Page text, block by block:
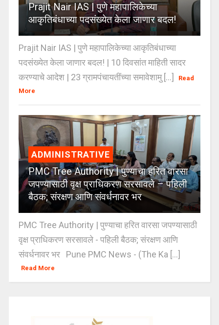
Prajit Nair IAS | पुणे महापालिकेच्या
आकृतिबंधाच्या पदसंख्येत केला जाणार बदल!
Prajit Nair IAS | पुणे महापालिकेच्या आकृतिबंधाच्या
पदसंख्येत केला जाणार बदल! | 10 दिवसांत माहिती सादर
करण्याचे आदेश | 23 ग्रामपंचायतींच्या समावेशामु [...]
Read
More
ADMINISTRATIVE
PMC Tree Authority | पुण्याचा हरित वारसा
जपण्यासाठी वृक्ष प्राधिकरण सरसावले – पहिली
बैठक; संरक्षण आणि संवर्धनावर भर
PMC Tree Authority | पुण्याचा हरित वारसा जपण्यासाठी
वृक्ष प्राधिकरण सरसावले - पहिली बैठक; संरक्षण आणि
संवर्धनावर भर Pune PMC News - (The Ka [...]
Read More